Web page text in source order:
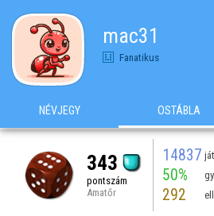
mac31
Fanatikus
NÉVJEGY OSTÁBLA
343
pontszám
Amatőr
14837
50%
292